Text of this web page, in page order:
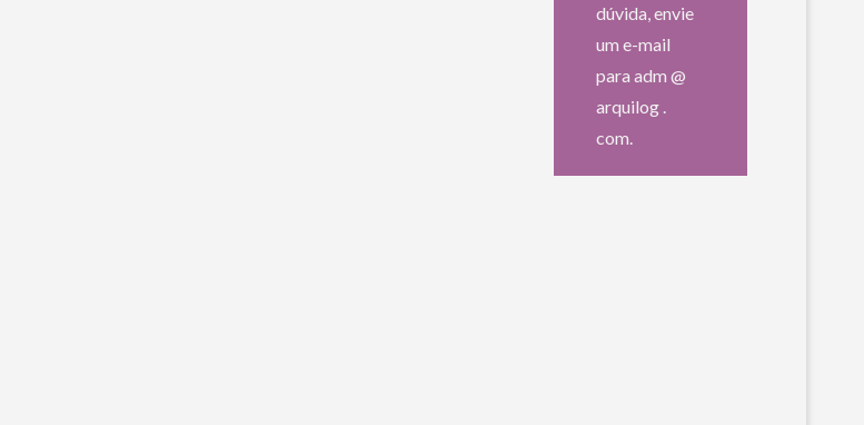
dúvida, envie
um e-mail
para adm @
arquilog .
com.